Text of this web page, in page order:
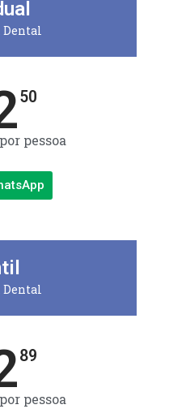
50
pessoa
89
pessoa